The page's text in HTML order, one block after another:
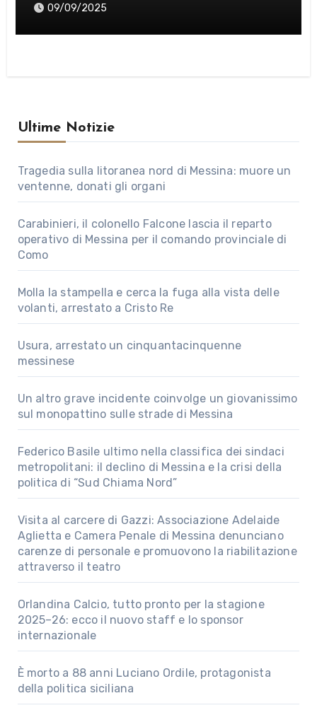
strade di Messina
09/09/2025
Ultime Notizie
Tragedia sulla litoranea nord di Messina: muore un
ventenne, donati gli organi
Carabinieri, il colonello Falcone lascia il reparto
operativo di Messina per il comando provinciale di
Como
Molla la stampella e cerca la fuga alla vista delle
volanti, arrestato a Cristo Re
Usura, arrestato un cinquantacinquenne
messinese
Un altro grave incidente coinvolge un giovanissimo
sul monopattino sulle strade di Messina
Federico Basile ultimo nella classifica dei sindaci
metropolitani: il declino di Messina e la crisi della
politica di “Sud Chiama Nord”
Visita al carcere di Gazzi: Associazione Adelaide
Aglietta e Camera Penale di Messina denunciano
carenze di personale e promuovono la riabilitazione
attraverso il teatro
Orlandina Calcio, tutto pronto per la stagione
2025–26: ecco il nuovo staff e lo sponsor
internazionale
È morto a 88 anni Luciano Ordile, protagonista
della politica siciliana